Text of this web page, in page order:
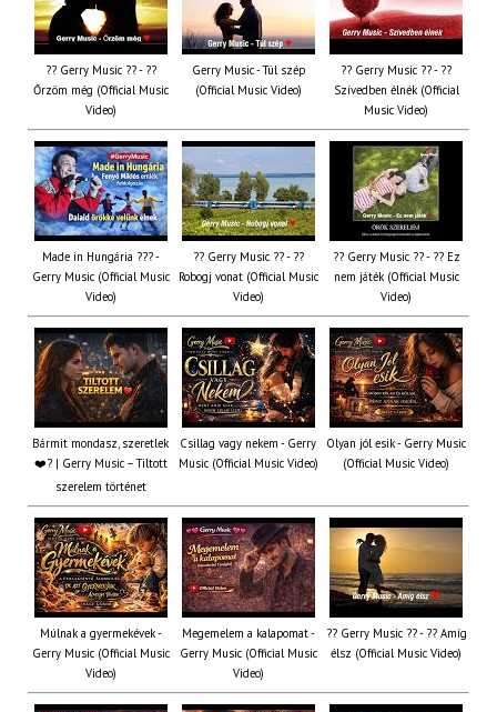
?? Gerry Music ?? - ??
Őrzöm még (Official Music
Video)
Gerry Music - Túl szép
(Official Music Video)
?? Gerry Music ?? - ??
Szívedben élnék (Official
Music Video)
Made in Hungária ??? -
Gerry Music (Official Music
Video)
?? Gerry Music ?? - ??
Robogj vonat (Official Music
Video)
?? Gerry Music ?? - ?? Ez
nem játék (Official Music
Video)
Bármit mondasz, szeretlek
❤️‍? | Gerry Music – Tiltott
szerelem történet
Csillag vagy nekem - Gerry
Music (Official Music Video)
Olyan jól esik - Gerry Music
(Official Music Video)
Múlnak a gyermekévek -
Gerry Music (Official Music
Video)
Megemelem a kalapomat -
Gerry Music (Official Music
Video)
?? Gerry Music ?? - ?? Amíg
élsz (Official Music Video)